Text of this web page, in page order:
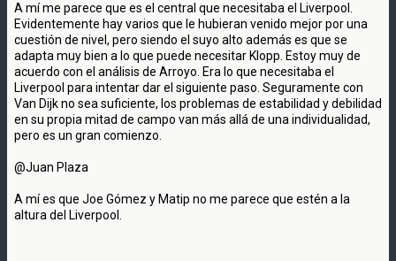
A mí me parece que es el central que necesitaba el Liverpool.
Evidentemente hay varios que le hubieran venido mejor por una
cuestión de nivel, pero siendo el suyo alto además es que se
adapta muy bien a lo que puede necesitar Klopp. Estoy muy de
acuerdo con el análisis de Arroyo. Era lo que necesitaba el
Liverpool para intentar dar el siguiente paso. Seguramente con
Van Dijk no sea suficiente, los problemas de estabilidad y debilidad
en su propia mitad de campo van más allá de una individualidad,
pero es un gran comienzo.
@Juan Plaza
A mí es que Joe Gómez y Matip no me parece que estén a la
altura del Liverpool.